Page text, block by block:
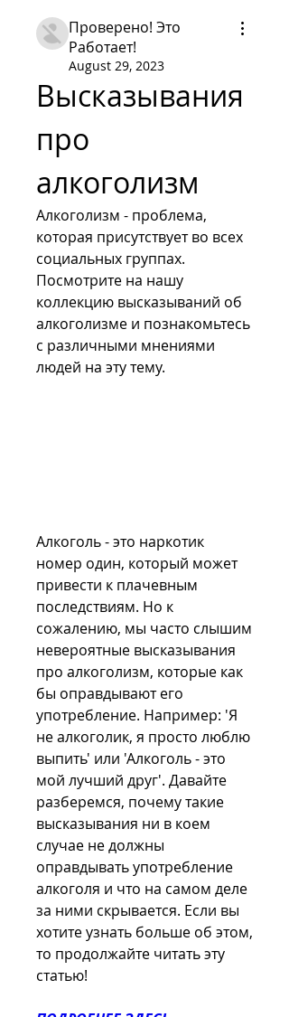
Проверено! Это
Работает!
August 29, 2023
Высказывания
про
алкоголизм
Алкоголизм - проблема,
которая присутствует во всех
социальных группах.
Посмотрите на нашу
коллекцию высказываний об
алкоголизме и познакомьтесь
с различными мнениями
людей на эту тему.
Алкоголь - это наркотик
номер один, который может
привести к плачевным
последствиям. Но к
сожалению, мы часто слышим
невероятные высказывания
про алкоголизм, которые как
бы оправдывают его
употребление. Например: 'Я
не алкоголик, я просто люблю
выпить' или 'Алкоголь - это
мой лучший друг'. Давайте
разберемся, почему такие
высказывания ни в коем
случае не должны
оправдывать употребление
алкоголя и что на самом деле
за ними скрывается. Если вы
хотите узнать больше об этом,
то продолжайте читать эту
статью!